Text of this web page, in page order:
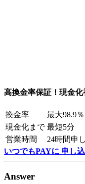
高換金率保証！現金
換金率
最大98.9％
現金化まで 最短5分
営業時間
24時間申
いつでもPAYに 申し
Answer